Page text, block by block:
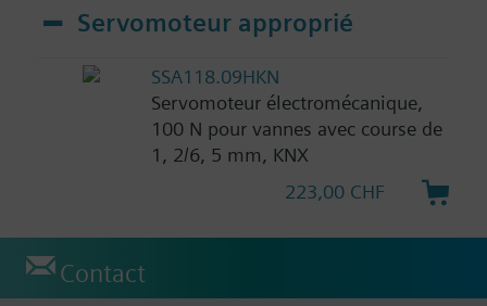
Servomoteur approprié
SSA118.09HKN
Servomoteur électromécanique,
100 N pour vannes avec course de
1, 2/6, 5 mm, KNX
223,00 CHF
Contact